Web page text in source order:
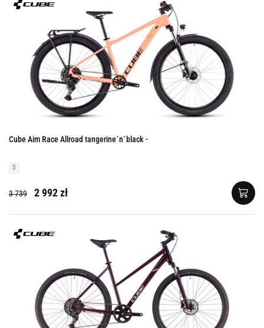
Cube Aim Race Allroad tangerine´n´black -
S
3 739 2 992 zł